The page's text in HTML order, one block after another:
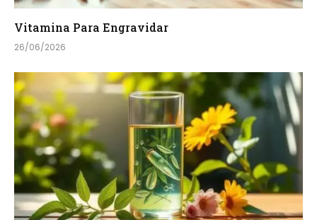
Vitamina Para Engravidar
26/06/2026